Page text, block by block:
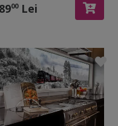
00Lei